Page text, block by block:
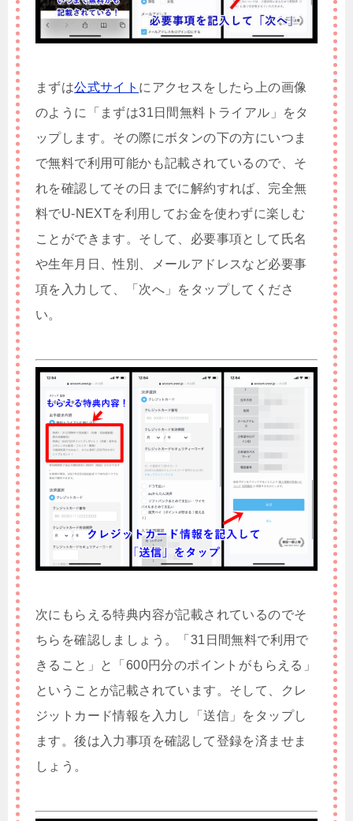
まずは公式サイト にアクセスをしたら上の画像
のように「まずは31日間無料トライアル」をタ
ップします。その際にボタンの下の方にいつま
で無料で利用可能かも記載されているので、そ
れを確認してその日までに解約すれば、完全無
料でU-NEXTを利用してお金を使わずに楽しむ
ことができます。そして、必要事項として氏名
や生年月日、性別、メールアドレスなど必要事
項を入力して、「次へ」をタップしてくださ
い。
次にもらえる特典内容が記載されているのでそ
ちらを確認しましょう。「31日間無料で利用で
きること」と「600円分のポイントがもらえる」
ということが記載されています。そして、クレ
ジットカード情報を入力し「送信」をタップし
ます。後は入力事項を確認して登録を済ませま
しょう。